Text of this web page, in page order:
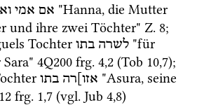
אם אמי
"Hanna, die Mutter
und ihre zwei Töchter" Z. 8;
Tochter
לשרה בתו
"für
4Q200 frg. 4,2 (Tob 10,7);
אזו]רה בתו
"Asura, seine
frg. 1,7 (vgl. Jub 4,8)